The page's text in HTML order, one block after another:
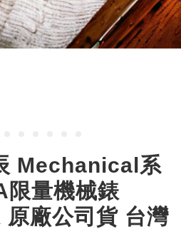
Mechanical系
限量機械錶
廠公司貨 台灣